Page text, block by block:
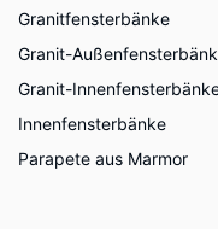
Granitfensterbänke
Granit-
Granit-
Innenfensterbänke
Parapete aus Marmor